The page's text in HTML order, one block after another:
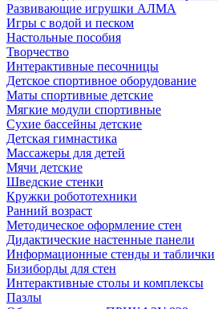
Развивающие игрушки АЛМА
Игры с водой и песком
Настольные пособия
Творчество
Интерактивные песочницы
Детское спортивное оборудование
Маты спортивные детские
Мягкие модули спортивные
Сухие бассейны детские
Детская гимнастика
Массажеры для детей
Мячи детские
Шведские стенки
Кружки робототехники
Ранний возраст
Методическое оформление стен
Дидактические настенные панели
Информационные стенды и таблички
Бизиборды для стен
Интерактивные столы и комплексы
Пазлы